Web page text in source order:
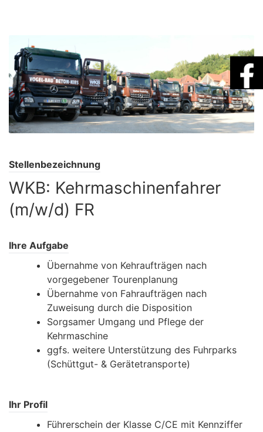
Stellenbezeichnung
WKB: Kehrmaschinenfahrer
(m/w/d) FR
Ihre Aufgabe
Übernahme von Kehraufträgen nach
vorgegebener Tourenplanung
Übernahme von Fahraufträgen nach
Zuweisung durch die Disposition
Sorgsamer Umgang und Pflege der
Kehrmaschine
ggfs. weitere Unterstützung des Fuhrparks
(Schüttgut- & Gerätetransporte)
Ihr Profil
Führerschein der Klasse C/CE mit Kennziffer